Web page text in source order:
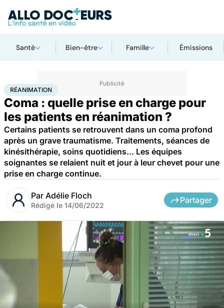
Santé Bien-être Famille Émissions
AccueilSantéRéanimation
RÉANIMATION
Coma : quelle prise en charge pour
les patients en réanimation ?
Certains patients se retrouvent dans un coma profond
après un grave traumatisme. Traitements, séances de
kinésithérapie, soins quotidiens... Les équipes
soignantes se relaient nuit et jour à leur chevet pour une
prise en charge continue.
Par Adélie Floch
Rédigé le 14/06/2022
Partager